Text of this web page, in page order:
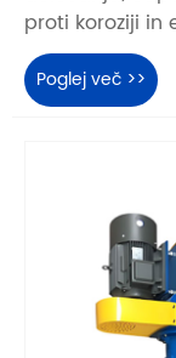
proti koroziji in
Poglej več >>